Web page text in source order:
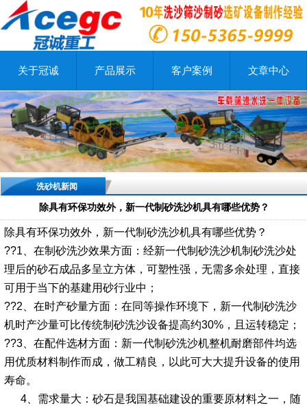
关于冠诚 产品展示 客户案例 文章中心
洗砂机新闻
除具有环保功效外，新一代制砂洗沙机具有哪些优势？
除具有环保功效外，新一代制砂洗沙机具有哪些优势？
??1、在制砂洗沙效果方面：经新一代制砂洗沙机制砂洗沙处
理后的砂石成品多呈立方体，可塑性强，无需多余处理，直接
可用于当下的基建用砂行业中；
??2、在时产砂量方面：在同等操作环境下，新一代制砂洗沙
机时产沙量可比传统制砂洗沙设备提高约30%，且运转稳定；
??3、在配件选材方面：新一代制砂洗沙机整机耐磨部件均选
用优质材料制作而成，做工精良，以此可大大提升设备的使用
寿命。
4、需求量大：砂石是我国基础建设的重要原材料之一，随